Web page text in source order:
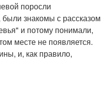
поросли
были знакомы с рассказом
и потому понимали,
месте не появляется.
и, как правило,